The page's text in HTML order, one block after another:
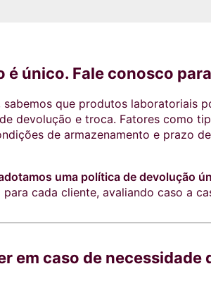
é único. Fale conosco
sabemos que produtos laboratoriais
devolução e troca. Fatores como
de armazenamento e prazo
uma política de devolução
para cada cliente, avaliando caso a
em caso de